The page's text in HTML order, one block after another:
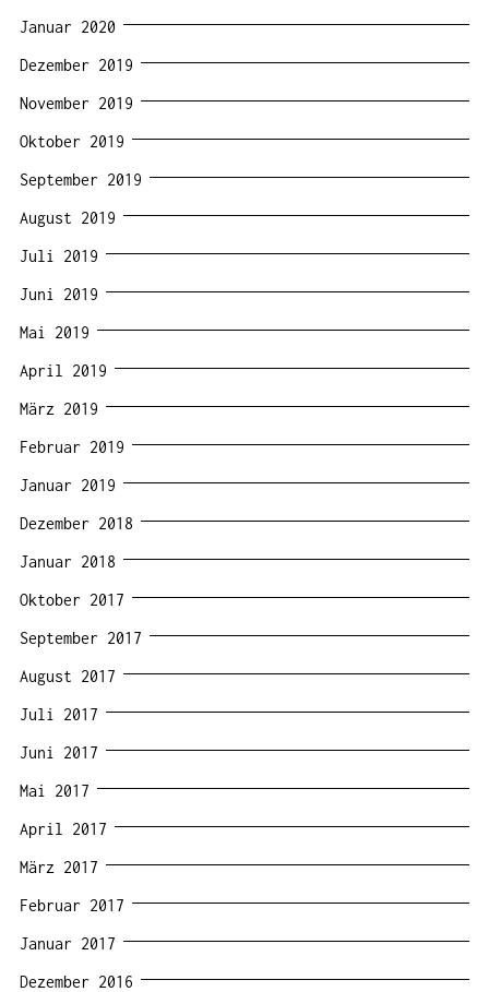
Januar 2020
Dezember 2019
November 2019
Oktober 2019
September 2019
August 2019
Juli 2019
Juni 2019
Mai 2019
April 2019
März 2019
Februar 2019
Januar 2019
Dezember 2018
Januar 2018
Oktober 2017
September 2017
August 2017
Juli 2017
Juni 2017
Mai 2017
April 2017
März 2017
Februar 2017
Januar 2017
Dezember 2016